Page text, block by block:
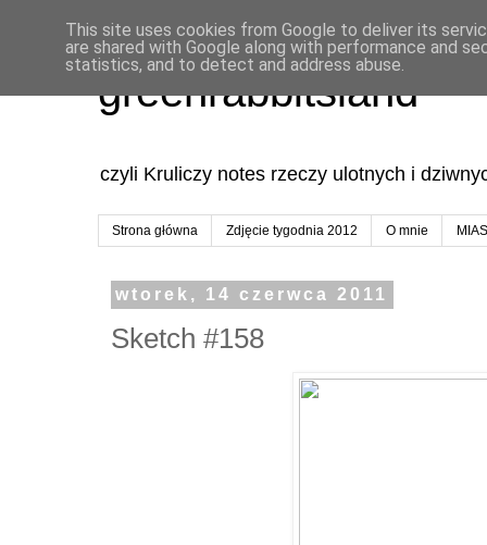
greenrabbitsland
czyli Kruliczy notes rzeczy ulotnych i
Strona główna Zdjęcie tygodnia 2012 O mnie
wtorek, 14 czerwca 2011
Sketch #158
This site uses cookies from Google to deliver its
are shared with Google along with performance and
statistics, and to detect and address abuse.